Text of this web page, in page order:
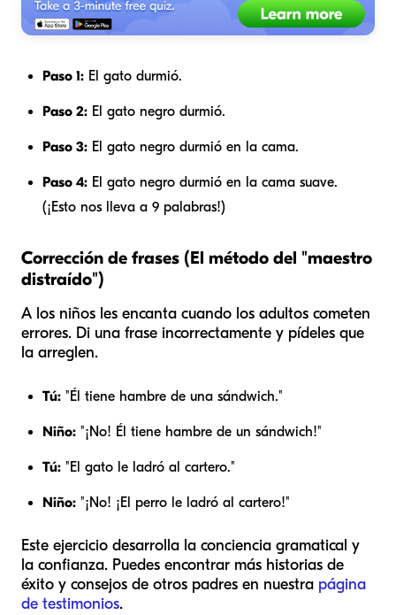
Paso 1: El gato durmió.
Paso 2: El gato negro durmió.
Paso 3: El gato negro durmió en la cama.
Paso 4: El gato negro durmió en la cama suave.
(¡Esto nos lleva a 9 palabras!)
Corrección de frases (El método del "maestro
distraído")
A los niños les encanta cuando los adultos cometen
errores. Di una frase incorrectamente y pídeles que
la arreglen.
Tú: "Él tiene hambre de una sándwich."
Niño: "¡No! Él tiene hambre de un sándwich!"
Tú: "El gato le ladró al cartero."
Niño: "¡No! ¡El perro le ladró al cartero!"
Este ejercicio desarrolla la conciencia gramatical y
la confianza. Puedes encontrar más historias de
éxito y consejos de otros padres en nuestra página
de testimonios.